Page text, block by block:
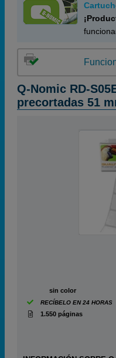
Q-Nomic RD-
precortadas 51
sin color
RECÍBELO EN 24 HORAS
1.550 páginas